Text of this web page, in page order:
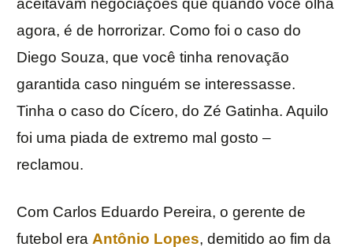
aceitavam negociações que quando você olha
agora, é de horrorizar. Como foi o caso do
Diego Souza, que você tinha renovação
garantida caso ninguém se interessasse.
Tinha o caso do Cícero, do Zé Gatinha. Aquilo
foi uma piada de extremo mal gosto –
reclamou.
Com Carlos Eduardo Pereira, o gerente de
futebol era Antônio Lopes, demitido ao fim da